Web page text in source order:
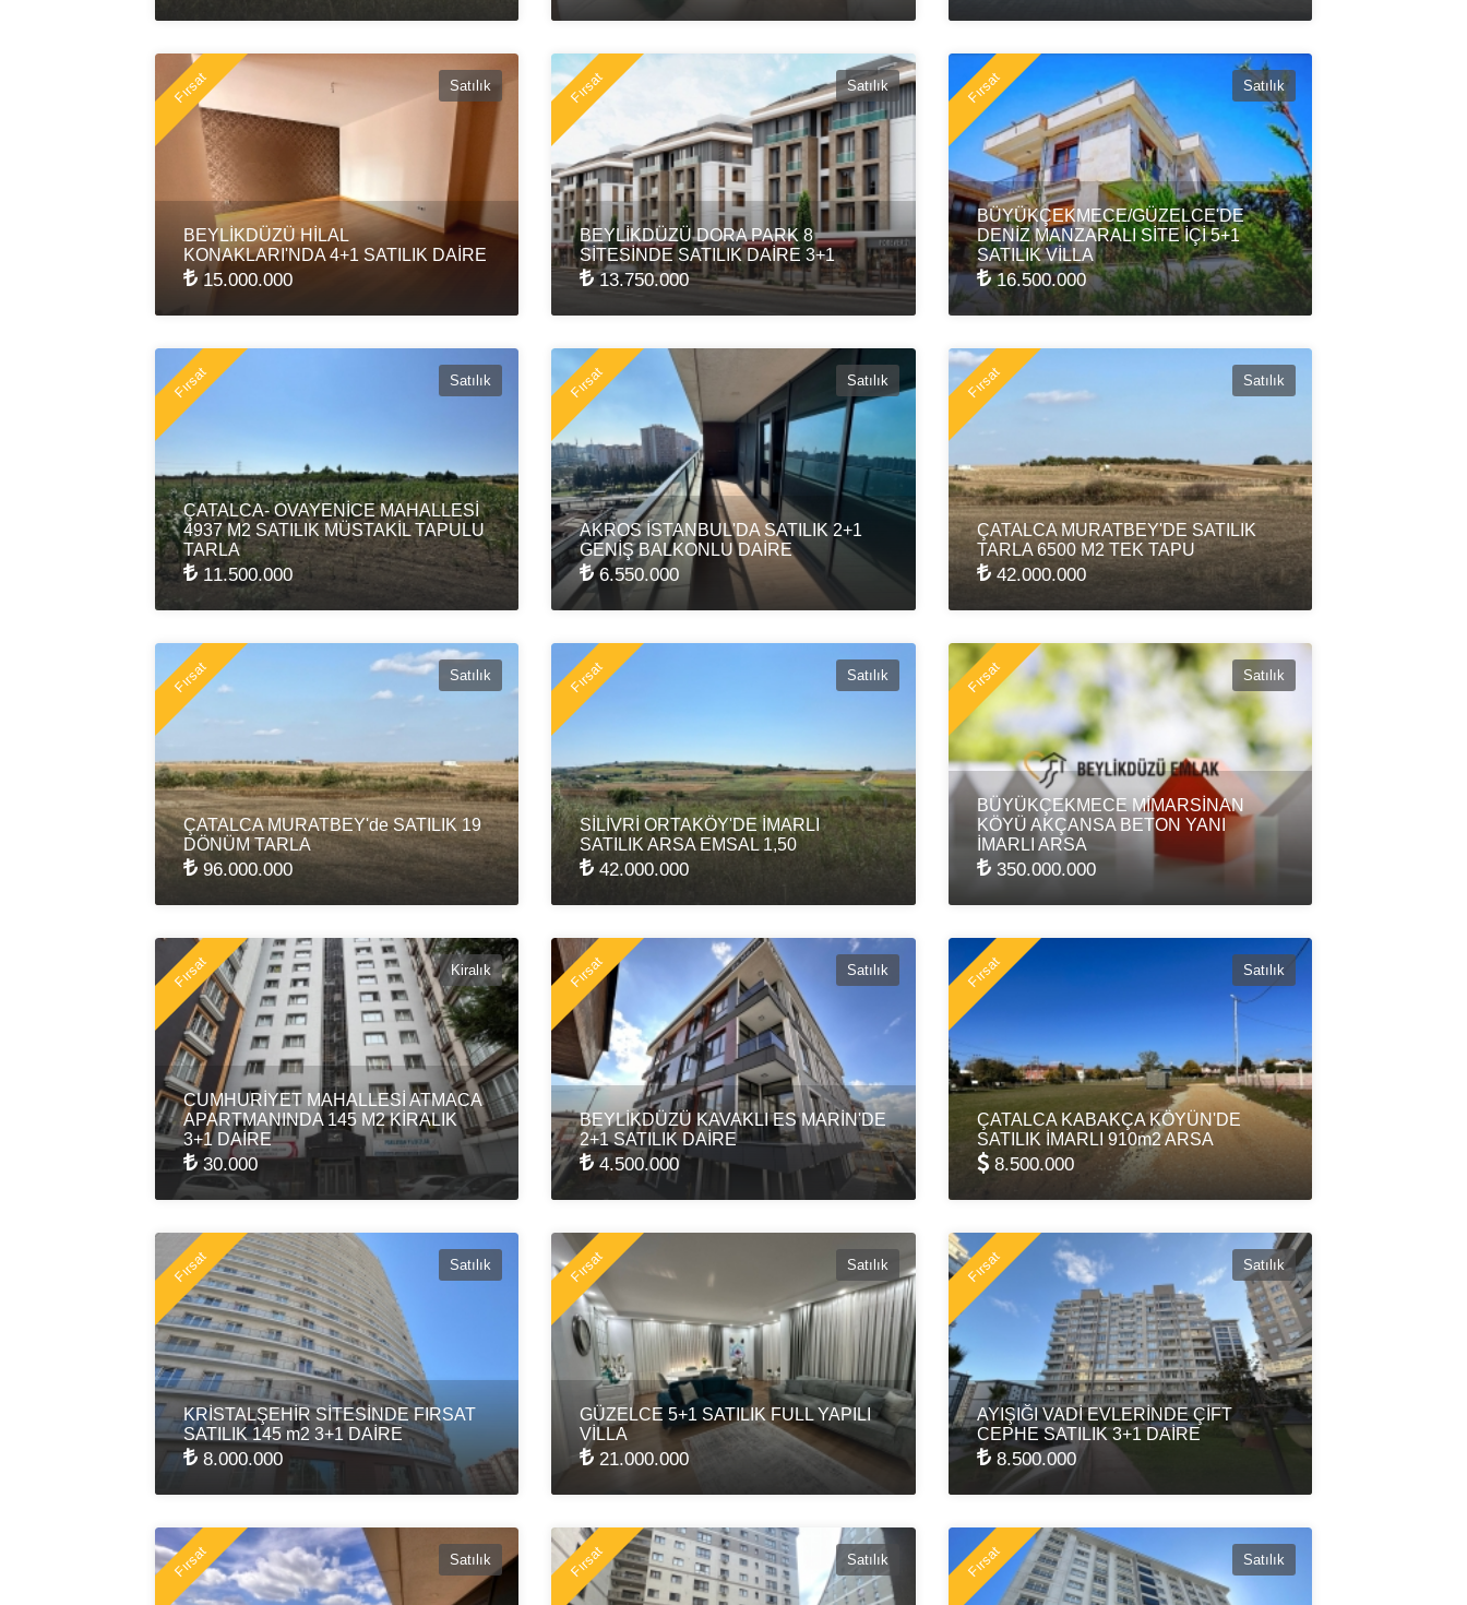
Fırsat Satılık
BEYLİKDÜZÜ HİLAL
KONAKLARI'NDA 4+1 SATILIK DAİRE
15.000.000
Fırsat Satılık
BEYLİKDÜZÜ DORA PARK 8
SİTESİNDE SATILIK DAİRE 3+1
13.750.000
Fırsat Satılık
BÜYÜKÇEKMECE/GÜZELCE'DE
DENİZ MANZARALI SİTE İÇİ 5+1
SATILIK VİLLA
16.500.000
Fırsat Satılık
ÇATALCA- OVAYENİCE MAHALLESİ
4937 M2 SATILIK MÜSTAKİL TAPULU
TARLA
11.500.000
Fırsat Satılık
AKROS İSTANBUL'DA SATILIK 2+1
GENİŞ BALKONLU DAİRE
6.550.000
Fırsat Satılık
ÇATALCA MURATBEY'DE SATILIK
TARLA 6500 M2 TEK TAPU
42.000.000
Fırsat Satılık
ÇATALCA MURATBEY'de SATILIK 19
DÖNÜM TARLA
96.000.000
Fırsat Satılık
SİLİVRİ ORTAKÖY'DE İMARLI
SATILIK ARSA EMSAL 1,50
42.000.000
Fırsat Satılık
BÜYÜKÇEKMECE MİMARSİNAN
KÖYÜ AKÇANSA BETON YANI
İMARLI ARSA
350.000.000
Fırsat Kiralık
CUMHURİYET MAHALLESİ ATMACA
APARTMANINDA 145 M2 KİRALIK
3+1 DAİRE
30.000
Fırsat Satılık
BEYLİKDÜZÜ KAVAKLI ES MARİN'DE
2+1 SATILIK DAİRE
4.500.000
Fırsat Satılık
ÇATALCA KABAKÇA KÖYÜN'DE
SATILIK İMARLI 910m2 ARSA
8.500.000
Fırsat Satılık
KRİSTALŞEHİR SİTESİNDE FIRSAT
SATILIK 145 m2 3+1 DAİRE
8.000.000
Fırsat Satılık
GÜZELCE 5+1 SATILIK FULL YAPILI
VİLLA
21.000.000
Fırsat Satılık
AYIŞIĞI VADİ EVLERİNDE ÇİFT
CEPHE SATILIK 3+1 DAİRE
8.500.000
Fırsat Satılık Fırsat Satılık Fırsat Satılık